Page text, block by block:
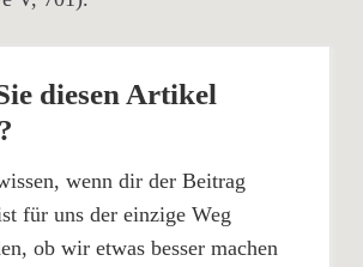
diesen Artikel
wenn dir der Beitrag
für uns der einzige Weg
ob wir etwas besser machen